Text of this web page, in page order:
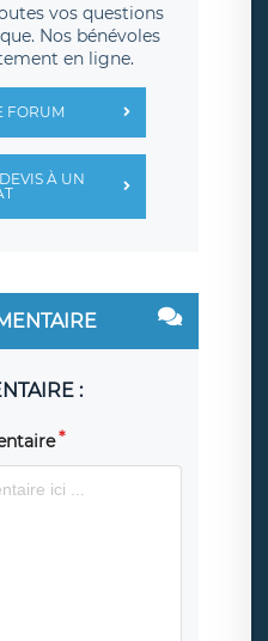
vos questions
Nos bénévoles
en ligne.
FORUM
À UN
: